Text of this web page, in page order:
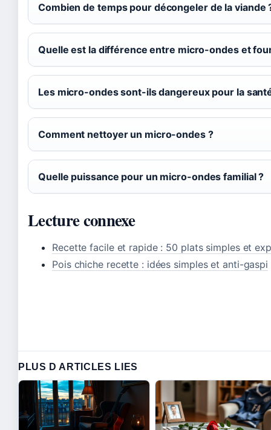
Combien de temps pour décongeler de la viande
Quelle est la différence entre micro-ondes et
Les micro-ondes sont-ils dangereux pour la
Comment nettoyer un micro-ondes ?
Quelle puissance pour un micro-ondes familial ?
Lecture connexe
Recette facile et rapide : 50 plats simples et
Pois chiche recette : idées simples et anti-gaspi
PLUS D ARTICLES LIES